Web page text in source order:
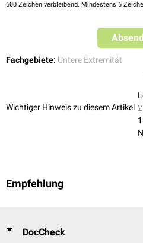
500 Zeichen verbleibend. Mindestens 5
Fachgebiete: Untere Extremität
Wichtiger Hinweis zu diesem Artikel
Empfehlung
DocCheck